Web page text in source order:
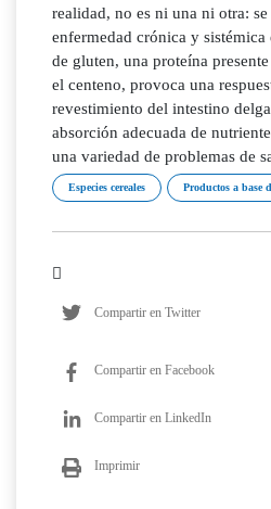
realidad, no es ni una ni otra:
enfermedad crónica y
de gluten, una proteína
el centeno, provoca una
revestimiento del intestino
absorción adecuada de
una variedad de problemas de
Especies cereales Productos a base
Compartir en Twitter
Compartir en Facebook
Compartir en LinkedIn
Imprimir